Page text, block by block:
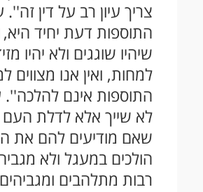
צריך עיון רב על דין
התוספות דעת יחיד
שיהיו שוגגים ולא יהיו
למחות, ואין אנו
התוספות אינם להלכה''.
לא שייך אלא לדלת העם
שאם מודיעים להם את
הולכים במעגל ולא
רבות מתלהבים